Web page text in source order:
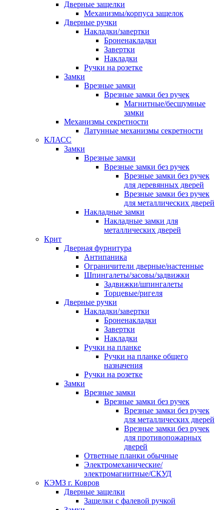
Дверные защелки
Механизмы/корпуса защелок
Дверные ручки
Накладки/завертки
Броненакладки
Завертки
Накладки
Ручки на розетке
Замки
Врезные замки
Врезные замки без ручек
Магнитные/бесшумные
замки
Механизмы секретности
Латунные механизмы секретности
КЛАСС
Замки
Врезные замки
Врезные замки без ручек
Врезные замки без ручек
для деревянных дверей
Врезные замки без ручек
для металлических дверей
Накладные замки
Накладные замки для
металлических дверей
Крит
Дверная фурнитура
Антипаника
Ограничители дверные/настенные
Шпингалеты/засовы/задвижки
Задвижки/шпингалеты
Торцевые/ригеля
Дверные ручки
Накладки/завертки
Броненакладки
Завертки
Накладки
Ручки на планке
Ручки на планке общего
назначения
Ручки на розетке
Замки
Врезные замки
Врезные замки без ручек
Врезные замки без ручек
для металлических дверей
Врезные замки без ручек
для противопожарных
дверей
Ответные планки обычные
Электромеханические/
электромагнитные/СКУД
КЭМЗ г. Ковров
Дверные защелки
Защелки с фалевой ручкой